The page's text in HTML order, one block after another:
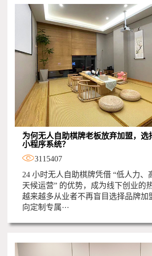
为何无人自助棋牌老板放弃加盟，选
小程序系统？
3115407
24 小时无人自助棋牌凭借 “低人力、
天候运营” 的优势，成为线下创业的
越来越多从业者不再盲目选择品牌加
向定制专属···